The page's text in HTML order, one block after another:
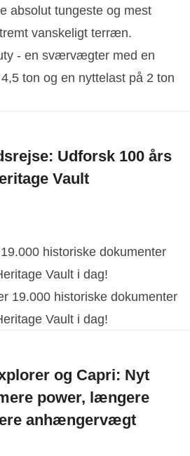
absolut tungeste og mest
vanskeligt terræn.
Udforsk 100 års
Vault
historiske dokumenter
Vault i dag!
og Capri: Nyt
power, længere
anhængervægt